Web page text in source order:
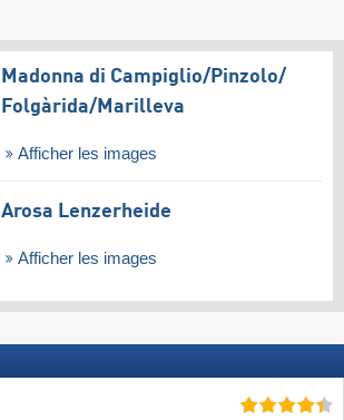
Madonna di Campiglio/​Pinzolo/​
Folgàrida/​Marilleva
Afficher les images
Arosa Lenzerheide
Afficher les images